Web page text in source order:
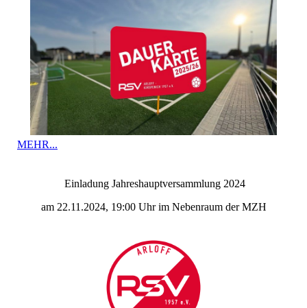
MEHR...
Einladung Jahreshauptversammlung 2024
am 22.11.2024, 19:00 Uhr im Nebenraum der MZH